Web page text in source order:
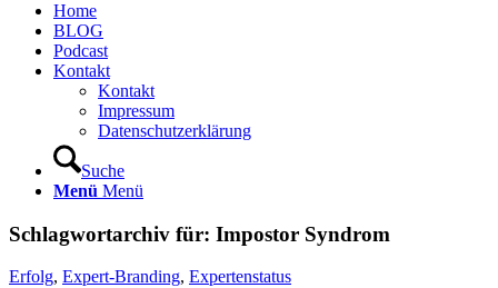
Home
BLOG
Podcast
Kontakt
Kontakt
Impressum
Datenschutzerklärung
Suche
Menü Menü
Schlagwortarchiv für: Impostor Syndrom
Erfolg, Expert-Branding, Expertenstatus